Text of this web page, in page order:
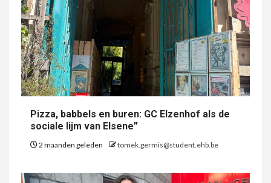
Pizza, babbels en buren: GC Elzenhof als de
sociale lijm van Elsene”
2 maanden geleden tomek.germis@student.ehb.be